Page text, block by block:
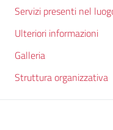
Servizi presenti nel
Ulteriori informazioni
Galleria
Struttura organizzativa